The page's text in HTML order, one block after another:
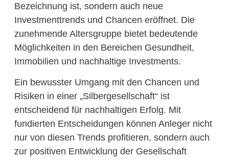
Bezeichnung ist, sondern auch neue
Investmenttrends und Chancen eröffnet. Die
zunehmende Altersgruppe bietet bedeutende
Möglichkeiten in den Bereichen Gesundheit,
Immobilien und nachhaltige Investments.
Ein bewusster Umgang mit den Chancen und
Risiken in einer „Silbergesellschaft“ ist
entscheidend für nachhaltigen Erfolg. Mit
fundierten Entscheidungen können Anleger nicht
nur von diesen Trends profitieren, sondern auch
zur positiven Entwicklung der Gesellschaft